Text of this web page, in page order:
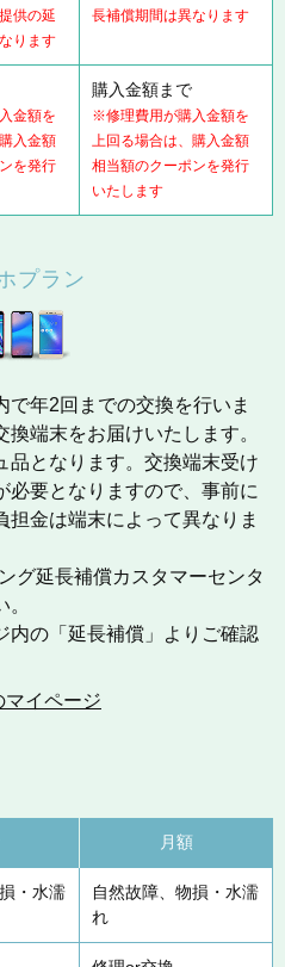
供の延
ります
長補償期間は異なります
金額を
入金額
を発行
購入金額まで
※修理費用が購入金額を
上回る場合は、購入金額
相当額のクーポンを発行
いたします
プラン
で年2回までの交換を行いま
端末をお届けいたします。
品となります。交換端末受け
必要となりますので、事前に
担金は端末によって異なりま
グ延長補償カスタマーセンタ
内の「延長補償」よりご確認
イページ
月額
・水濡
自然故障、物損・水濡
れ